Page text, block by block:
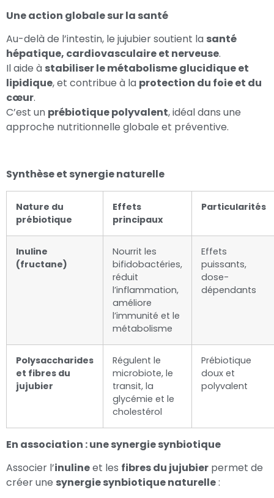
Une action globale sur la santé
Au-delà de l’intestin, le jujubier soutient la santé
hépatique, cardiovasculaire et nerveuse.
Il aide à stabiliser le métabolisme glucidique et
lipidique, et contribue à la protection du foie et du
cœur.
C’est un prébiotique polyvalent, idéal dans une
approche nutritionnelle globale et préventive.
Synthèse et synergie naturelle
Nature du
prébiotique
Effets
principaux
Particularités
Inuline
(fructane)
Nourrit les
bifidobactéries,
réduit
l’inflammation,
améliore
l’immunité et le
métabolisme
Effets
puissants,
dose-
dépendants
Polysaccharides
et fibres du
jujubier
Régulent le
microbiote, le
transit, la
glycémie et le
cholestérol
Prébiotique
doux et
polyvalent
En association : une synergie synbiotique
Associer l’inulineet les fibres du jujubier permet de
créer une synergie synbiotique naturelle: